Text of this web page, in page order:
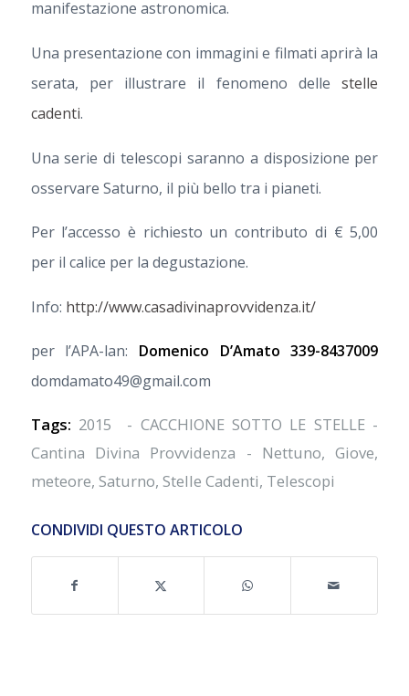
manifestazione astronomica.
Una presentazione con immagini e filmati aprirà la
serata, per illustrare il fenomeno dellestelle
cadenti.
Una serie di telescopi saranno a disposizione per
osservare Saturno, il più bello tra i pianeti.
Per l’accesso è richiesto un contributo di € 5,00
per il calice per la degustazione.
Info: http://www.casadivinaprovvidenza.it/
per l’APA-lan: Domenico D’Amato 339-8437009
domdamato49@gmail.com
Tags: 2015 - CACCHIONE SOTTO LE STELLE -
Cantina Divina Provvidenza - Nettuno,Giove,
meteore, Saturno, Stelle Cadenti, Telescopi
CONDIVIDI QUESTO ARTICOLO